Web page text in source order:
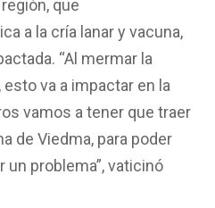
que
a la cría lanar y vacuna,
“Al mermar la
va a impactar en la
vamos a tener que traer
de Viedma, para poder
un problema”, vaticinó